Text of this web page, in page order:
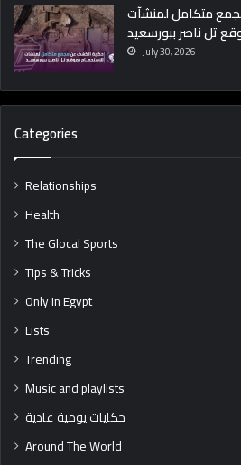
متكامل لمنشآت
تل ناصر ببورسعيد
July 30, 2026
Categories
Relationships
Health
The Glocal Sports
Tips & Tricks
Only In Egypt
Lists
Trending
Music and playlists
حكايات يومية عادية
Around The World